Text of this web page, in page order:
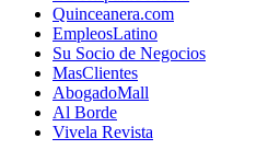
Quinceanera.com
EmpleosLatino
Su Socio de Negocios
MasClientes
AbogadoMall
Al Borde
Vivela Revista